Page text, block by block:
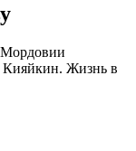
Мордовии
Кияйкин. Жизнь в